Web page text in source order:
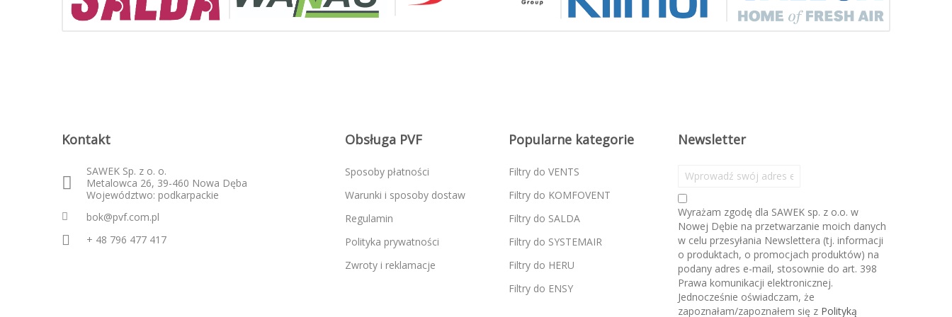
Kontakt
SAWEK Sp. z o. o.
Metalowca 26, 39-460 Nowa Dęba
Województwo: podkarpackie
bok@pvf.com.pl
+ 48 796 477 417
Obsługa PVF
Sposoby płatności
Warunki i sposoby dostaw
Regulamin
Polityka prywatności
Zwroty i reklamacje
Popularne kategorie
Filtry do VENTS
Filtry do KOMFOVENT
Filtry do SALDA
Filtry do SYSTEMAIR
Filtry do HERU
Filtry do ENSY
Newsletter
b
s
k
r
y
b
u
j
n
Wyrażam zgodę dla SAWEK sp. z o.o. w
Nowej Dębie na przetwarzanie moich danych
w celu przesyłania Newslettera (tj. informacji
o produktach, o promocjach produktów) na
podany adres e-mail, stosownie do art. 398
Prawa komunikacji elektronicznej.
Jednocześnie oświadczam, że
zapoznałam/zapoznałem się z Polityką